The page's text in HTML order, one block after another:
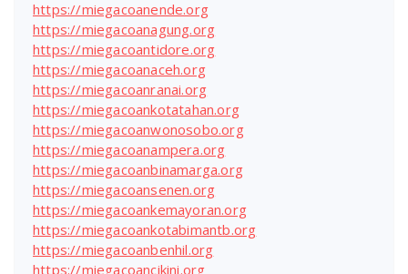
https://miegacoanende.org
https://miegacoanagung.org
https://miegacoantidore.org
https://miegacoanaceh.org
https://miegacoanranai.org
https://miegacoankotatahan.org
https://miegacoanwonosobo.org
https://miegacoanampera.org
https://miegacoanbinamarga.org
https://miegacoansenen.org
https://miegacoankemayoran.org
https://miegacoankotabimantb.org
https://miegacoanbenhil.org
https://miegacoancikini.org